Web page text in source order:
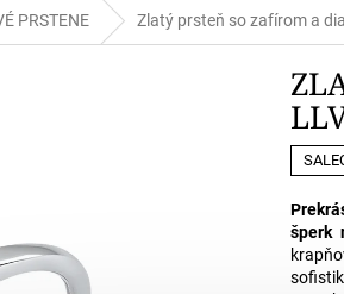
PRSTENE Zlatý prsteň so zafírom a
šperk